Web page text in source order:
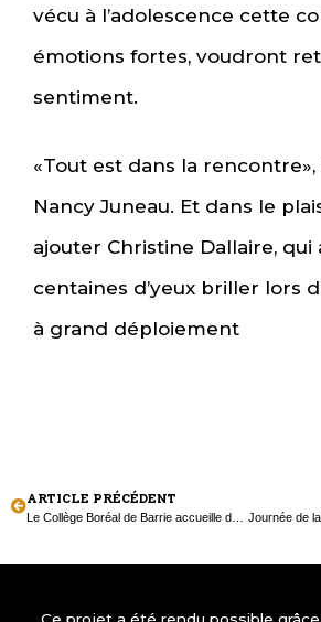
vécu à l’adolescence cette
émotions fortes, voudront
sentiment.
«Tout est dans la
Nancy Juneau. Et dans le
ajouter Christine Dallaire, qui
centaines d’yeux briller lors
à grand déploiement
ARTICLE PRÉCÉDENT
Ce projet a été rendu possible grâce